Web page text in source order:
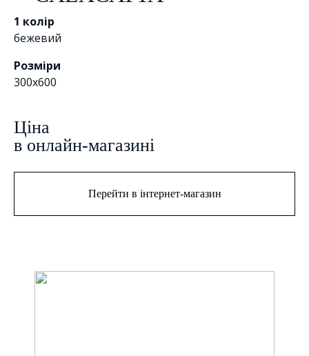
1 колір
бежевий
Розміри
300x600
Цiна
в онлайн-магазині
Перейти в інтернет-магазин